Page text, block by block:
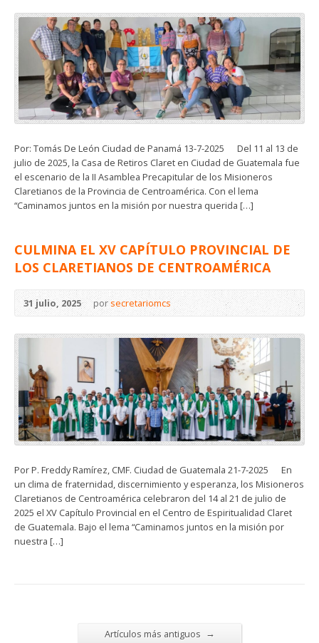
Por: Tomás De León Ciudad de Panamá 13-7-2025 Del 11 al 13 de
julio de 2025, la Casa de Retiros Claret en Ciudad de Guatemala fue
el escenario de la II Asamblea Precapitular de los Misioneros
Claretianos de la Provincia de Centroamérica. Con el lema
“Caminamos juntos en la misión por nuestra querida […]
CULMINA EL XV CAPÍTULO PROVINCIAL DE
LOS CLARETIANOS DE CENTROAMÉRICA
31 julio, 2025 por secretariomcs
Por P. Freddy Ramírez, CMF. Ciudad de Guatemala 21-7-2025 En
un clima de fraternidad, discernimiento y esperanza, los Misioneros
Claretianos de Centroamérica celebraron del 14 al 21 de julio de
2025 el XV Capítulo Provincial en el Centro de Espiritualidad Claret
de Guatemala. Bajo el lema “Caminamos juntos en la misión por
nuestra […]
Artículos más antiguos →